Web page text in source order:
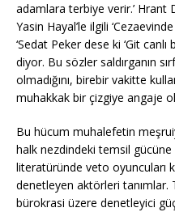
adamlara terbiye verir.’
Yasin Hayal’le ilgili
‘Sedat Peker dese ki ‘Git
diyor. Bu sözler saldırganın
olmadığını, birebir vakitte
muhakkak bir çizgiye angaje
Bu hücum muhalefetin
halk nezdindeki temsil gücüne
literatüründe veto oyuncuları
denetleyen aktörleri tanımlar.
bürokrasi üzere denetleyici